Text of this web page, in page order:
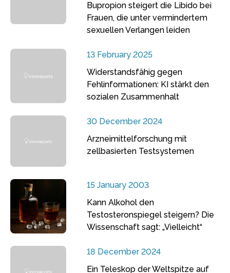
Bupropion steigert die Libido bei
Frauen, die unter vermindertem
sexuellen Verlangen leiden
13 February 2025
Widerstandsfähig gegen
Fehlinformationen: KI stärkt den
sozialen Zusammenhalt
30 December 2024
Arzneimittelforschung mit
zellbasierten Testsystemen
15 January 2003
Kann Alkohol den
Testosteronspiegel steigern? Die
Wissenschaft sagt: „Vielleicht“
18 December 2024
Ein Teleskop der Weltspitze auf